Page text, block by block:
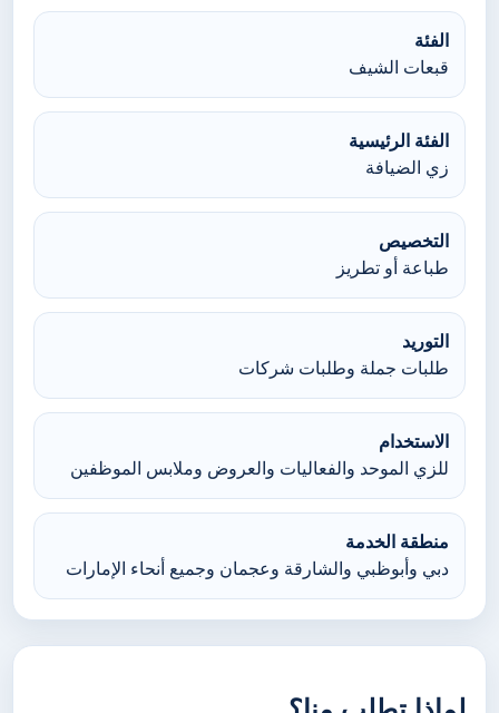
الفئة
قبعات الشيف
الفئة الرئيسية
زي الضيافة
التخصيص
طباعة أو تطريز
التوريد
طلبات جملة وطلبات شركات
الاستخدام
للزي الموحد والفعاليات والعروض وملابس الموظفين
منطقة الخدمة
دبي وأبوظبي والشارقة وعجمان وجميع أنحاء الإمارات